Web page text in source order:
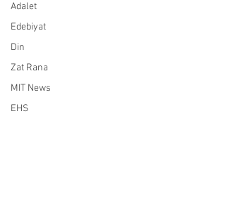
Adalet
Edebiyat
Din
Zat Rana
MIT News
EHS